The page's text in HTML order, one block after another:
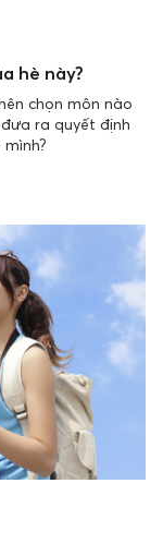
hè này?
chọn môn nào
ra quyết định